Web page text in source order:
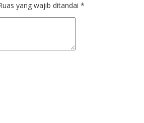
yang wajib ditandai *